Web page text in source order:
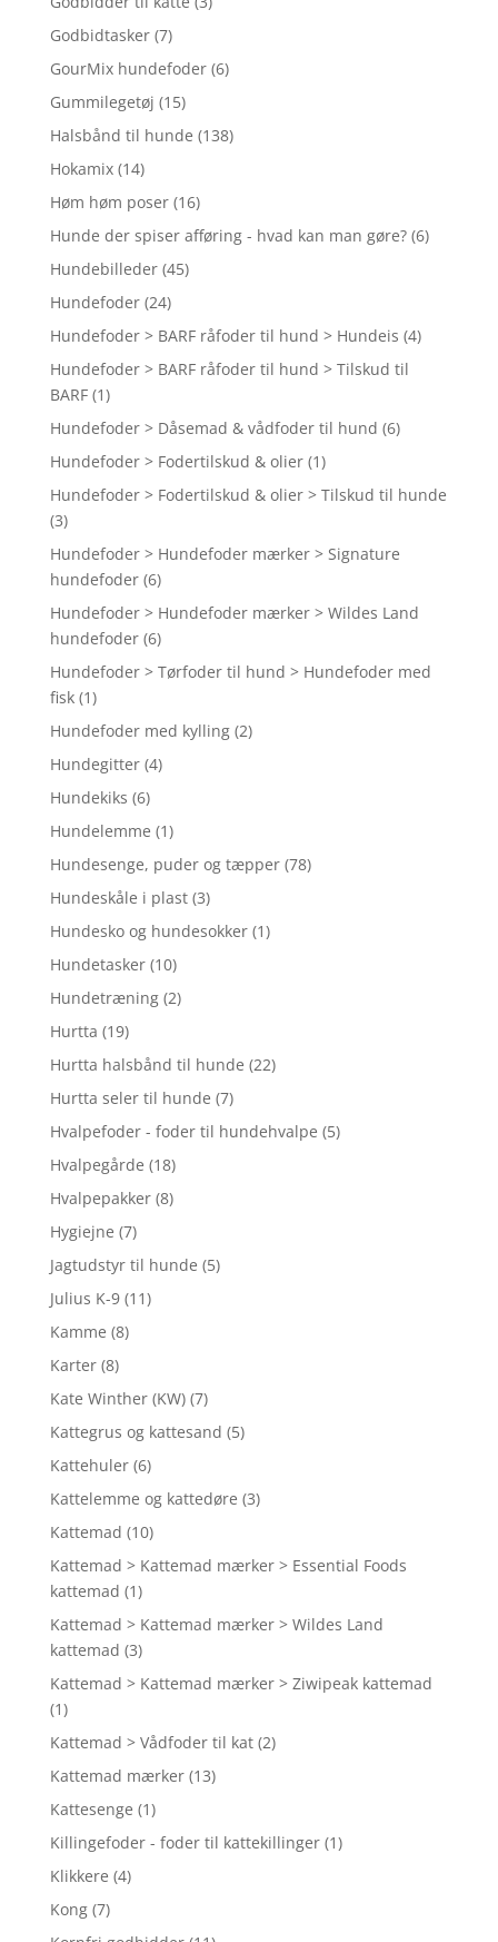
Godbidtasker (7)
GourMix hundefoder (6)
Gummilegetøj (15)
Halsbånd til hunde (138)
Hokamix (14)
Høm høm poser (16)
Hunde der spiser afføring - hvad kan man gøre? (6)
Hundebilleder (45)
Hundefoder (24)
Hundefoder > BARF råfoder til hund > Hundeis (4)
Hundefoder > BARF råfoder til hund > Tilskud til
BARF (1)
Hundefoder > Dåsemad & vådfoder til hund (6)
Hundefoder > Fodertilskud & olier (1)
Hundefoder > Fodertilskud & olier > Tilskud til hunde
(3)
Hundefoder > Hundefoder mærker > Signature
hundefoder (6)
Hundefoder > Hundefoder mærker > Wildes Land
hundefoder (6)
Hundefoder > Tørfoder til hund > Hundefoder med
fisk (1)
Hundefoder med kylling (2)
Hundegitter (4)
Hundekiks (6)
Hundelemme (1)
Hundesenge, puder og tæpper (78)
Hundeskåle i plast (3)
Hundesko og hundesokker (1)
Hundetasker (10)
Hundetræning (2)
Hurtta (19)
Hurtta halsbånd til hunde (22)
Hurtta seler til hunde (7)
Hvalpefoder - foder til hundehvalpe (5)
Hvalpegårde (18)
Hvalpepakker (8)
Hygiejne (7)
Jagtudstyr til hunde (5)
Julius K-9 (11)
Kamme (8)
Karter (8)
Kate Winther (KW) (7)
Kattegrus og kattesand (5)
Kattehuler (6)
Kattelemme og kattedøre (3)
Kattemad (10)
Kattemad > Kattemad mærker > Essential Foods
kattemad (1)
Kattemad > Kattemad mærker > Wildes Land
kattemad (3)
Kattemad > Kattemad mærker > Ziwipeak kattemad
(1)
Kattemad > Vådfoder til kat (2)
Kattemad mærker (13)
Kattesenge (1)
Killingefoder - foder til kattekillinger (1)
Klikkere (4)
Kong (7)